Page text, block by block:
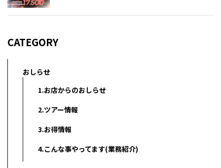
CATEGORY
おしらせ
1.お店からのおしらせ
2.ツアー情報
3.お得情報
4.こんな事やってます(業務紹介)